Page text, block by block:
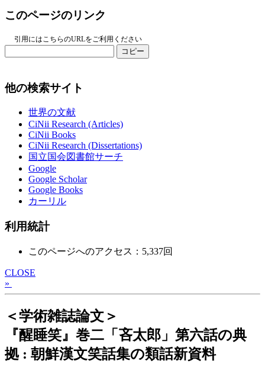
このページのリンク
引用にはこちらのURLをご利用ください
コピー
他の検索サイト
世界の文献
CiNii Research (Articles)
CiNii Books
CiNii Research (Dissertations)
国立国会図書館サーチ
Google
Google Scholar
Google Books
カーリル
利用統計
このページへのアクセス：5,337回
CLOSE
»
＜学術雑誌論文＞
『醒睡笑』巻二「吝太郎」第六話の典
拠 : 朝鮮漢文笑話集の類話新資料